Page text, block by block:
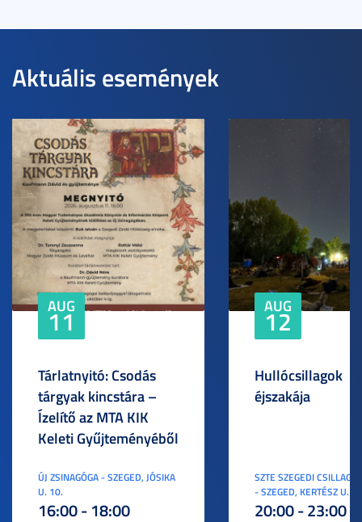
Aktuális események
AUG
11
Tárlatnyitó: Csodás
tárgyak kincstára –
Ízelítő az MTA KIK
Keleti Gyűjteményéből
ÚJ ZSINAGÓGA - SZEGED, JÓSIKA
U. 10.
16:00 - 18:00
AUG
12
Hullócsillagok
éjszakája
SZTE SZEGEDI
- SZEGED, KERTÉSZ U. 3.
20:00 - 23:00